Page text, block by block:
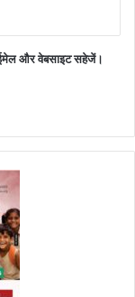
ईमेल और वेबसाइट सहेजें।